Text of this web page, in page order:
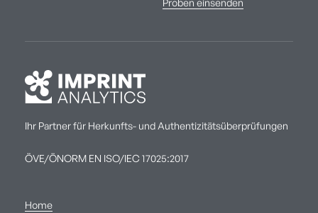
Proben einsenden
Ihr Partner für Herkunfts- und Authentizitätsüberprüfungen
ÖVE/ÖNORM EN ISO/IEC 17025:2017
Home